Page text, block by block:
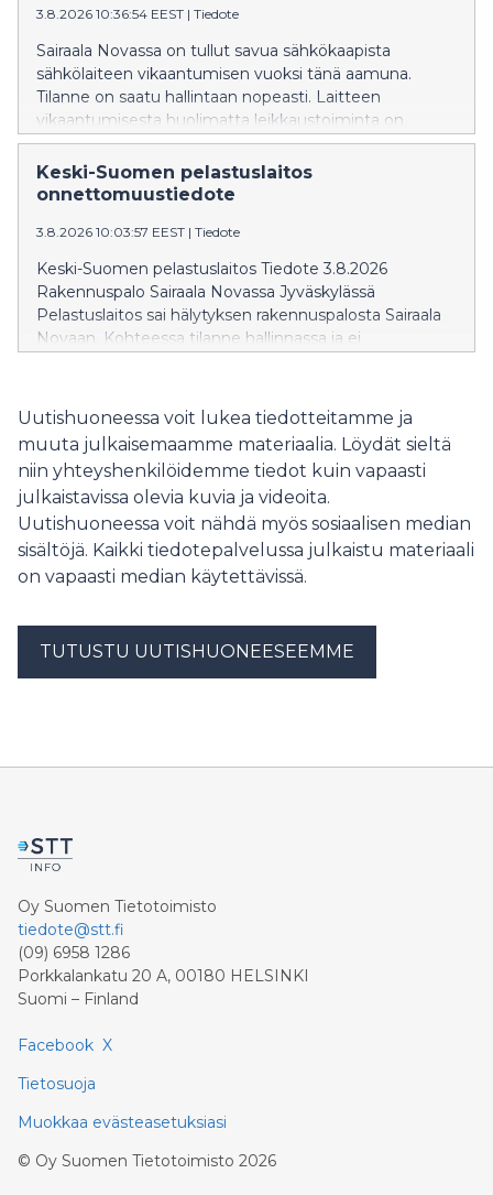
saapumista. Pelastuslaitoksen tehtäväksi jäi tilojen
varmistus. Lisätietoja: päivystävältä palomestarilta puh.
0500 542 112
3.8.2026 10:36:54 EEST | Tiedote
Sairaala Novassa on tullut savua sähkökaapista
sähkölaiteen vikaantumisen vuoksi tänä aamuna.
Tilanne on saatu hallintaan nopeasti. Laitteen
vikaantumisesta huolimatta leikkaustoiminta on
jatkunut lähes normaalisti, eikä laikkauksia jouduta
perumaan. Tilanne ei ole vaikuttanut eikä vaikuta
Novan muuhun toimintaan.
Keski-Suomen pelastuslaitos
onnettomuustiedote
3.8.2026 10:03:57 EEST | Tiedote
Keski-Suomen pelastuslaitos Tiedote 3.8.2026
Rakennuspalo Sairaala Novassa Jyväskylässä
Pelastuslaitos sai hälytyksen rakennuspalosta Sairaala
Novaan. Kohteessa tilanne hallinnassa ja ei
ylläpitopäällikkö 050 361 0320
Uutishuoneessa voit lukea tiedotteitamme ja
muuta julkaisemaamme materiaalia. Löydät sieltä
niin yhteyshenkilöidemme tiedot kuin vapaasti
julkaistavissa olevia kuvia ja videoita.
Uutishuoneessa voit nähdä myös sosiaalisen median
sisältöjä. Kaikki tiedotepalvelussa julkaistu materiaali
on vapaasti median käytettävissä.
TUTUSTU UUTISHUONEESEEMME
Oy Suomen Tietotoimisto
tiedote@stt.fi
(09) 6958 1286
Porkkalankatu 20 A, 00180 HELSINKI
Suomi – Finland
Facebook X
Tietosuoja
Muokkaa evästeasetuksiasi
© Oy Suomen Tietotoimisto 2026